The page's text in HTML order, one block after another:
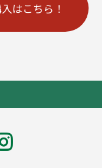
はこちら！